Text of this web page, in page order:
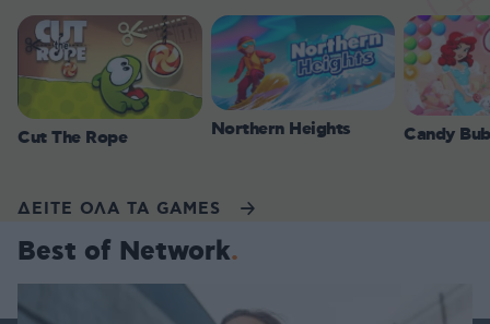
Cut The Rope Northern Heights Candy
ΔΕΙΤΕ ΟΛΑ ΤΑ GAMES
Best of Network